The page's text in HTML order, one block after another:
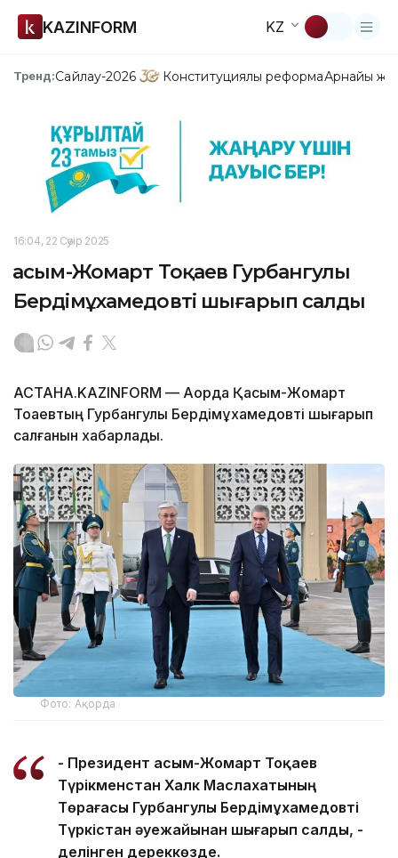
KAZINFORM KZ
Тренд:Сайлау-2026 Конституциялық реформаАрнайы
16:04, 22 Сәуір 2025
Қасым-Жомарт Тоқаев Гурбангулы
Бердімұхамедовті шығарып салды
АСТАНА.KAZINFORM — Ақорда Қасым-Жомарт
Тоқаевтың Гурбангулы Бердімұхамедовті шығарып
салғанын хабарлады.
Фото: Ақорда
- Президент Қасым-Жомарт Тоқаев
Түрікменстан Халк Маслахатының
Төрағасы Гурбангулы Бердімұхамедовті
Түркістан әуежайынан шығарып салды, -
делінген дереккөзде.